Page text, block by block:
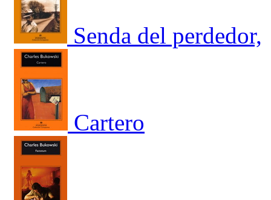
Senda del perdedor,
Cartero